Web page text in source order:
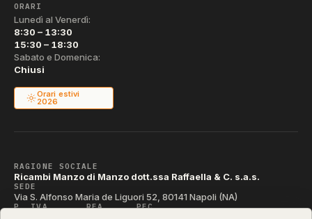
ORARI
Lunedì al Venerdì:
8:30 – 13:30
15:30 – 18:30
Sabato e Domenica:
Chiusi
Orari estivi
2026
RAGIONE SOCIALE
Ricambi Manzo di Manzo dott.ssa Raffaella & C. s.a.s.
SEDE
Via S. Alfonso Maria de Liguori 52, 80141 Napoli (NA)
P. IVA REA PEC